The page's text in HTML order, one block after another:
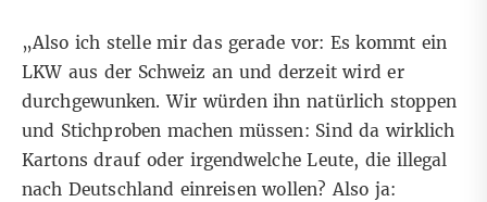
„Also ich stelle mir das gerade vor: Es kommt ein
LKW aus der Schweiz an und derzeit wird er
durchgewunken. Wir würden ihn natürlich stoppen
und Stichproben machen müssen: Sind da wirklich
Kartons drauf oder irgendwelche Leute, die illegal
nach Deutschland einreisen wollen? Also ja: